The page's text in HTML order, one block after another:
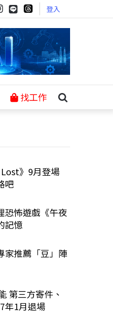
登入
找工作
》9月登場
吧
恐怖遊戲《午夜
記憶
家推薦「豆」陣
第三方寄件、
年1月退場